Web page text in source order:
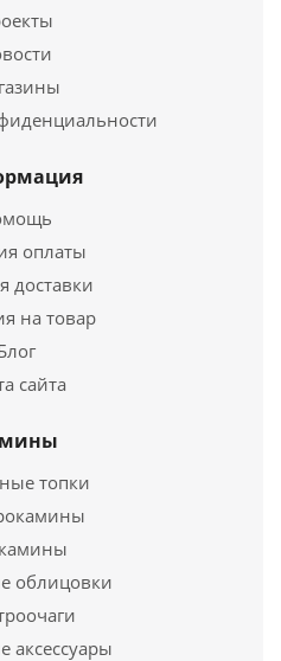
в 1 клик
в 1 клик
оплаты
доставки
на товар
сайта
топки
облицовки
аксессуары